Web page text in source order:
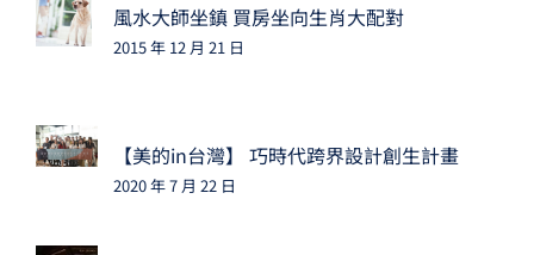
風水大師坐鎮 買房坐向生肖大配對
2015 年 12 月 21 日
【美的in台灣】 巧時代跨界設計創生計畫
2020 年 7 月 22 日